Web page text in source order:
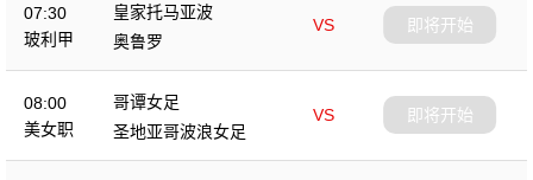
07:30
玻利甲
皇家托马亚波
VS
奥鲁罗
即将开始
08:00
美女职
哥谭女足
VS
圣地亚哥波浪女足
即将开始